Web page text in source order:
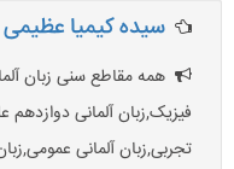
سیده کیمیا
همه مقاطع سنی زبان
فیزیک,زبان آلمانی دوازدهم
تجربی,زبان آلمانی